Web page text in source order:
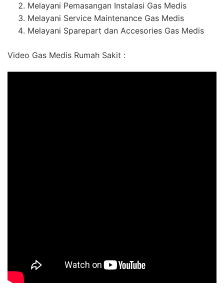
Melayani Pemasangan Instalasi Gas Medis
Melayani Service Maintenance Gas Medis
Melayani Sparepart dan Accesories Gas Medis
Video Gas Medis Rumah Sakit :